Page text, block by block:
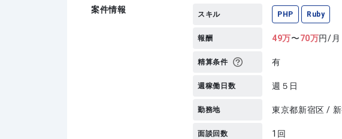
案件情報 スキル PHP Ruby
報酬 49万〜70万円/月
精算条件 有
週稼働日数 週５日
勤務地 東京都新宿区 /
面談回数 1回